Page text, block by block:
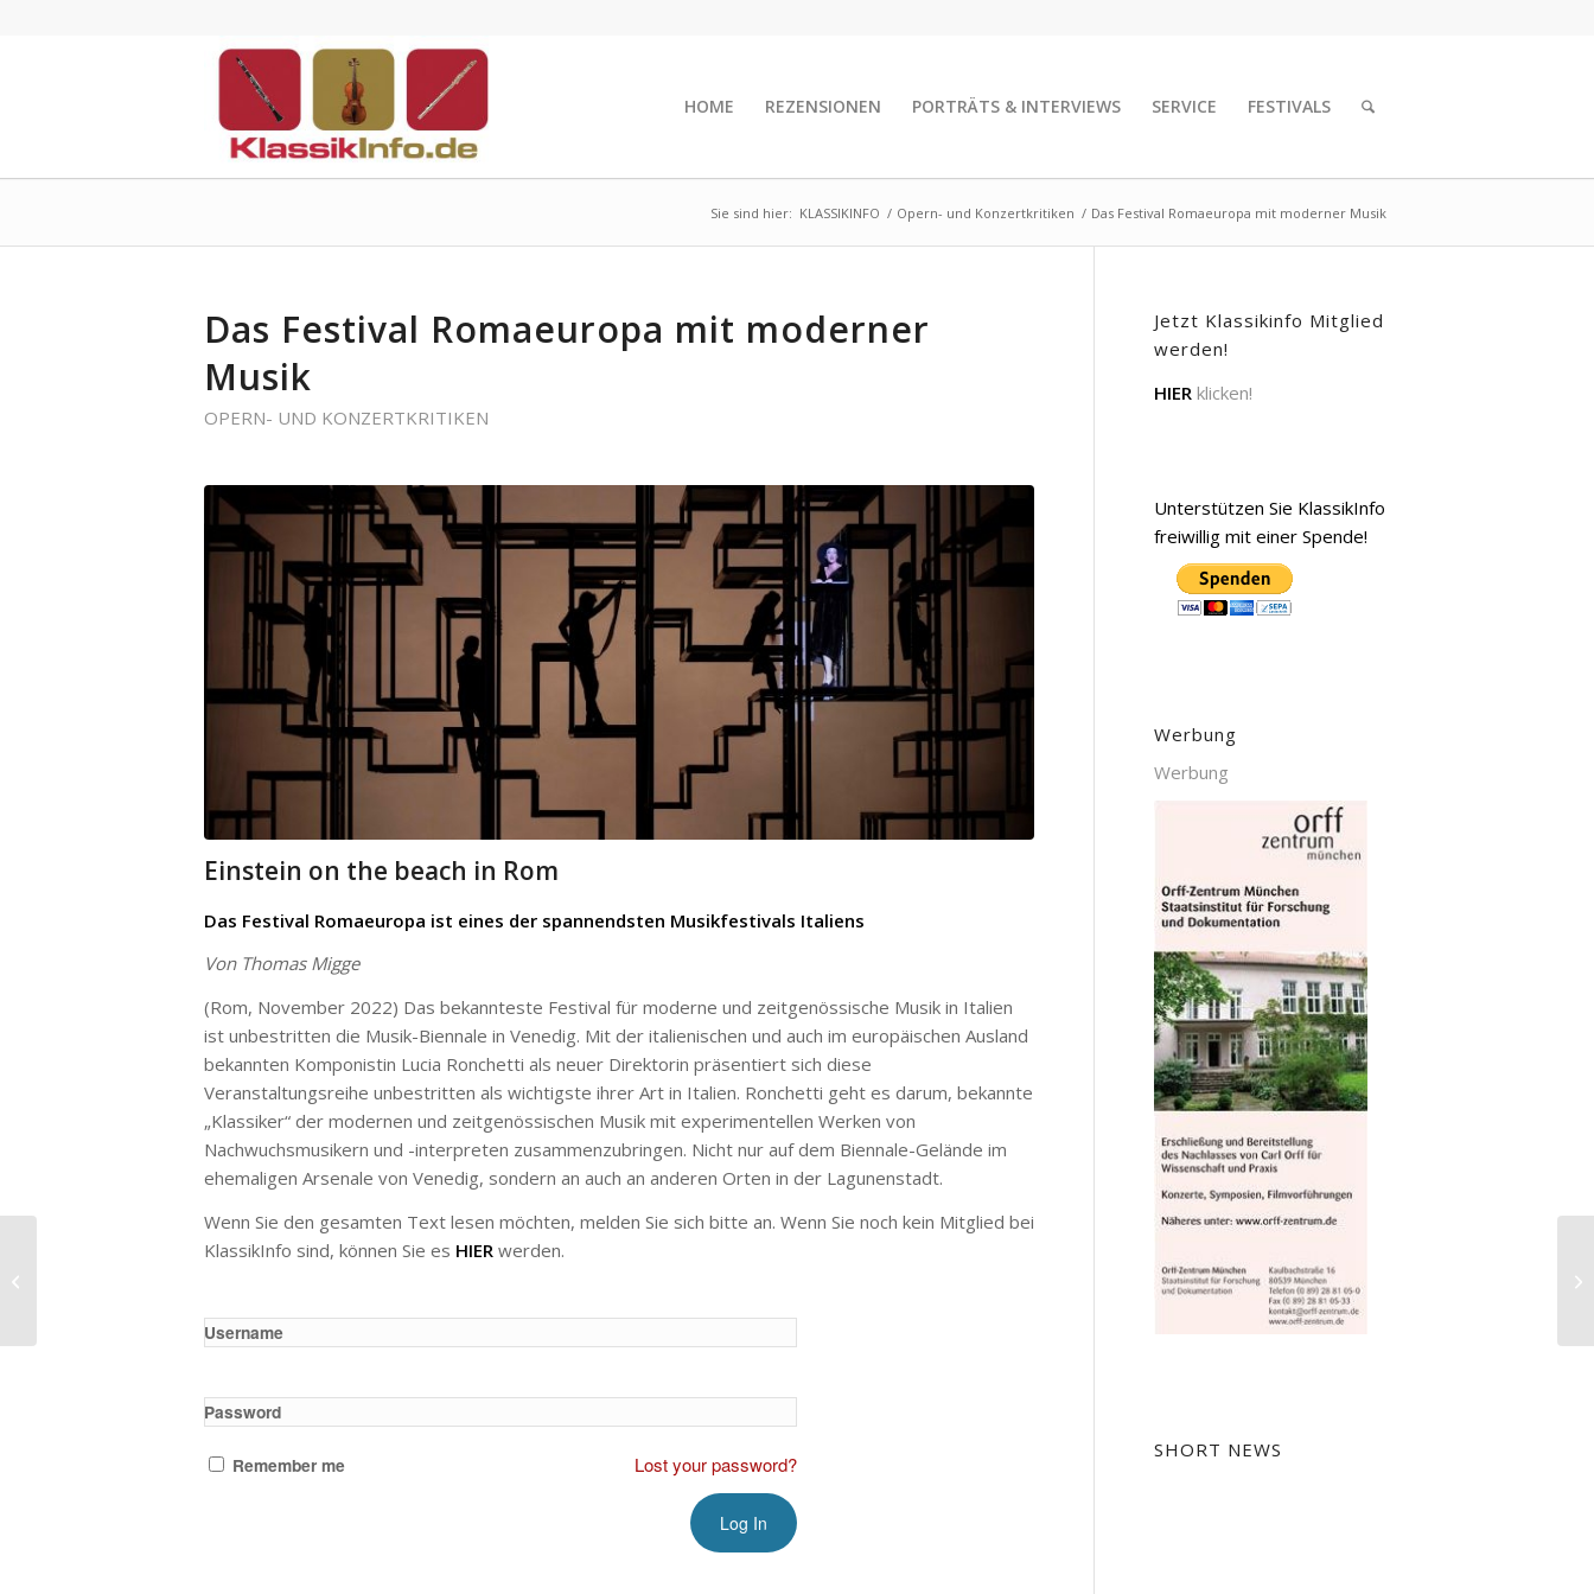
HOME REZENSIONEN PORTRÄTS & INTERVIEWS SERVICE FESTIVALS
Sie sind hier: KLASSIKINFO / Opern- und Konzertkritiken / Das Festival Romaeuropa mit moderner Musik
Das Festival Romaeuropa mit moderner
Musik
OPERN- UND KONZERTKRITIKEN
Einstein on the beach in Rom
Das Festival Romaeuropa ist eines der spannendsten Musikfestivals Italiens
Von Thomas Migge
(Rom, November 2022) Das bekannteste Festival für moderne und zeitgenössische Musik in Italien
ist unbestritten die Musik-Biennale in Venedig. Mit der italienischen und auch im europäischen Ausland
bekannten Komponistin Lucia Ronchetti als neuer Direktorin präsentiert sich diese
Veranstaltungsreihe unbestritten als wichtigste ihrer Art in Italien. Ronchetti geht es darum, bekannte
„Klassiker“ der modernen und zeitgenössischen Musik mit experimentellen Werken von
Nachwuchsmusikern und -interpreten zusammenzubringen. Nicht nur auf dem Biennale-Gelände im
ehemaligen Arsenale von Venedig, sondern an auch an anderen Orten in der Lagunenstadt.
Wenn Sie den gesamten Text lesen möchten, melden Sie sich bitte an. Wenn Sie noch kein Mitglied bei
KlassikInfo sind, können Sie es HIER werden.
Username
Password
Remember me Lost your password?
Jetzt Klassikinfo Mitglied
werden!
HIER klicken!
Unterstützen Sie KlassikInfo
freiwillig mit einer Spende!
Werbung
Werbung
SHORT NEWS